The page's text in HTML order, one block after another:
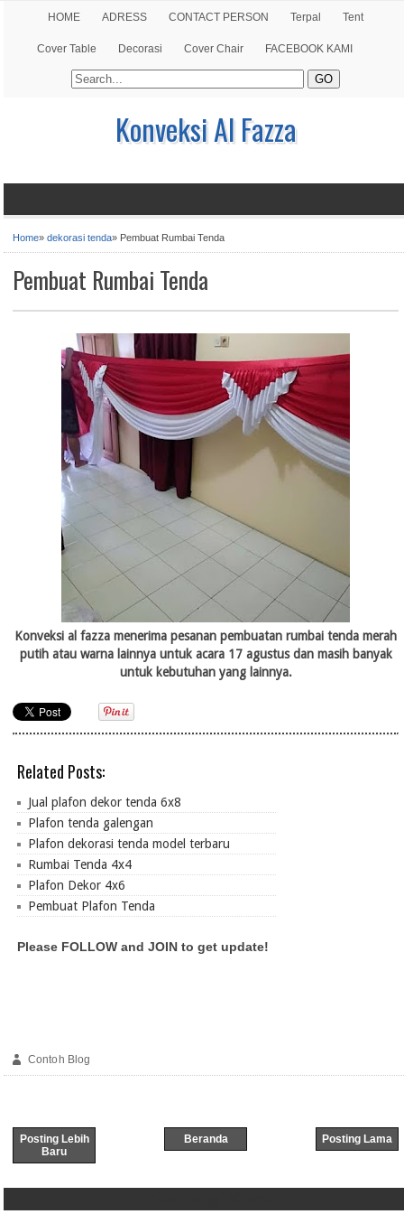
HOME ADRESS CONTACT PERSON Terpal Tent
Cover Table Decorasi Cover Chair FACEBOOK KAMI
Konveksi Al Fazza
Home» dekorasi tenda» Pembuat Rumbai Tenda
Pembuat Rumbai Tenda
Konveksi al fazza menerima pesanan pembuatan rumbai tenda merah
putih atau warna lainnya untuk acara 17 agustus dan masih banyak
untuk kebutuhan yang lainnya.
Related Posts:
Jual plafon dekor tenda 6x8
Plafon tenda galengan
Plafon dekorasi tenda model terbaru
Rumbai Tenda 4x4
Plafon Dekor 4x6
Pembuat Plafon Tenda
Please FOLLOW and JOIN to get update!
Contoh Blog
Posting Lebih
Baru
Posting Lama
Beranda